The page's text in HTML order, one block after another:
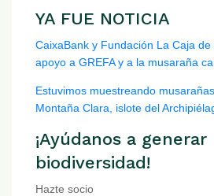
YA FUE NOTICIA
CaixaBank y Fundación La Caja
apoyo a GREFA y a la musaraña
Estuvimos muestreando
Montaña Clara, islote del
¡Ayúdanos a generar
biodiversidad!
Hazte socio